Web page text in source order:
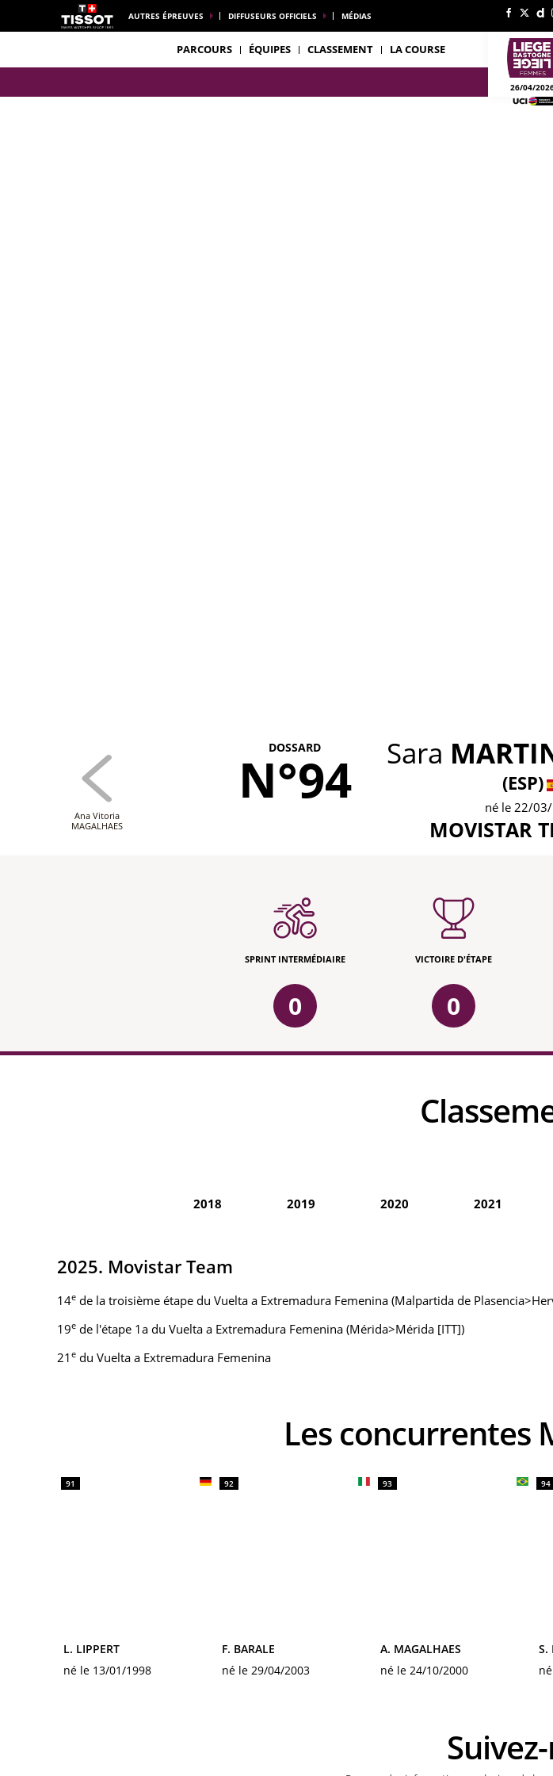
AUTRES ÉPREUVES DIFFUSEURS OFFICIELS MÉDIAS
PARCOURS ÉQUIPES CLASSEMENT LA COURSE
26/04/
DOSSARD
N°94 Sara
(ESP)
né le 22/
MOVISTAR
Ana Vitoria
MAGALHAES
SPRINT INTERMÉDIAIRE
0
VICTOIRE D'ÉTAPE
0
2018 2019 2020 2021
2025. Movistar Team
14e de la troisième étape du Vuelta a Extremadura Femenina (Malpartida de
19e de l'étape 1a du Vuelta a Extremadura Femenina (Mérida>Mérida [ITT])
21 e du Vuelta a Extremadura Femenina
Les concurrentes
91
L. LIPPERT
né le 13/01/1998
92
F. BARALE
né le 29/04/2003
93
A. MAGALHAES
né le 24/10/2000
94
S.